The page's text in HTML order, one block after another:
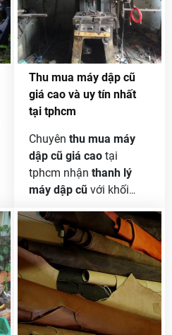
Thu mua máy dập cũ
giá cao và uy tín nhất
tại tphcm
Chuyên thu mua máy
dập cũ giá cao tại
tphcm nhận thanh lý
máy dập cũ với khối
hạn của công ty và
doanh nghiệp thanh lý .